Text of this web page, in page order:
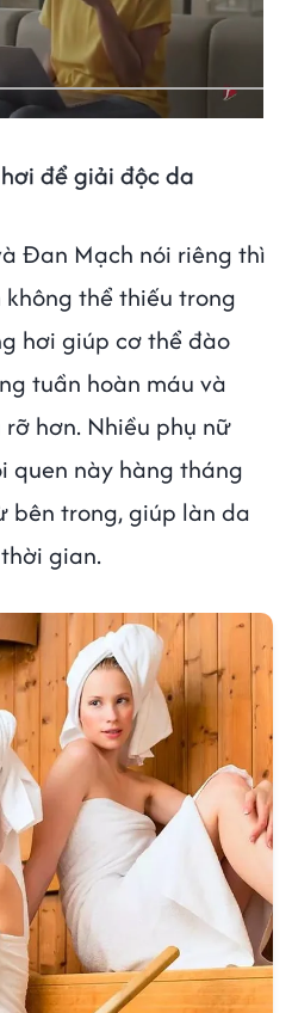
để giải độc da
Đan Mạch nói riêng thì
thể thiếu trong
hơi giúp cơ thể đào
tuần hoàn máu và
hơn. Nhiều phụ nữ
quen này hàng tháng
bên trong, giúp làn da
gian.